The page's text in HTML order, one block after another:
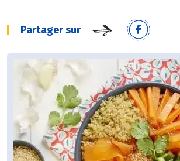
Partager sur